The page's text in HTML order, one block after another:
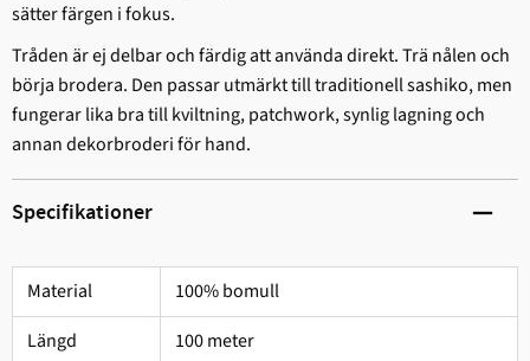
sätter färgen i fokus.
Tråden är ej delbar och färdig att använda direkt. Trä nålen och
börja brodera. Den passar utmärkt till traditionell sashiko, men
fungerar lika bra till kviltning, patchwork, synlig lagning och
annan dekorbroderi för hand.
Specifikationer
Material
100% bomull
Längd
100 meter